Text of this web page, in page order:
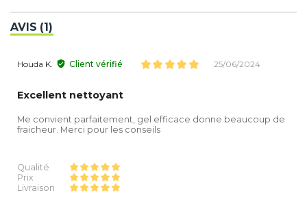
AVIS (1)
Houda K. Client vérifié 25/06/2024
Excellent nettoyant
Me convient parfaitement, gel efficace donne beaucoup de
fraicheur. Merci pour les conseils
Qualité
Prix
Livraison